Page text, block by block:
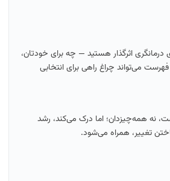
اثرگذار هستید — چه برای خودتان،
می‌تواند چراغ راهی برای انتخابی
نه همه‌چیزدان؛ اما درک می‌کند، رشد
تغییر، همراه می‌شود.